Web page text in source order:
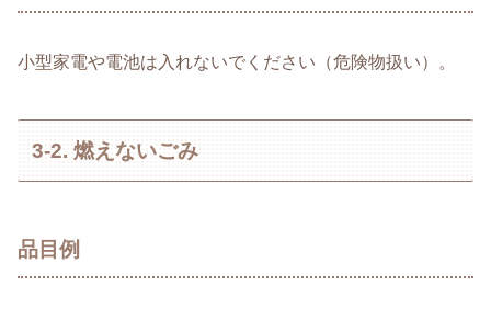
小型家電や電池は入れないでください（危険物扱い）。
3-2. 燃えないごみ
品目例